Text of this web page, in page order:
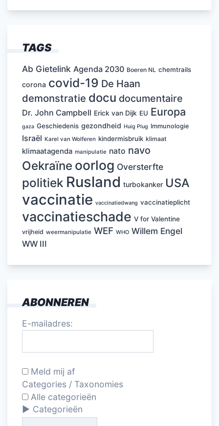
TAGS
Ab Gietelink Agenda 2030 Boeren NL chemtrails
corona covid-19 De Haan
demonstratie docu documentaire
Dr. John Campbell Erick van Dijk EU Europa
gaza Geschiedenis gezondheid Huig Plug Immunologie
Israël Karel van Wolferen kindermisbruik klimaat
klimaatagenda manipulatie nato navo
Oekraïne oorlog Oversterfte
politiek Rusland turbokanker USA
vaccinatie vaccinatiedwang vaccinatieplicht
vaccinatieschade V for Valentine
vrijheid weermanipulatie WEF WHO Willem Engel
WW III
ABONNEREN
E-mailadres:
Meld mij af
Categories / Taxonomies
Alle categorieën
Categorieën